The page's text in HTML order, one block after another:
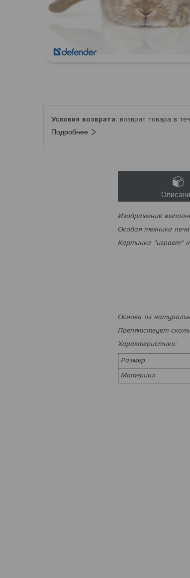
возврат товара в
Подробнее
Изображение
Особая техника
Картинка "играет"
Основа из
Препятствует
Характеристики:
Размер
Материал